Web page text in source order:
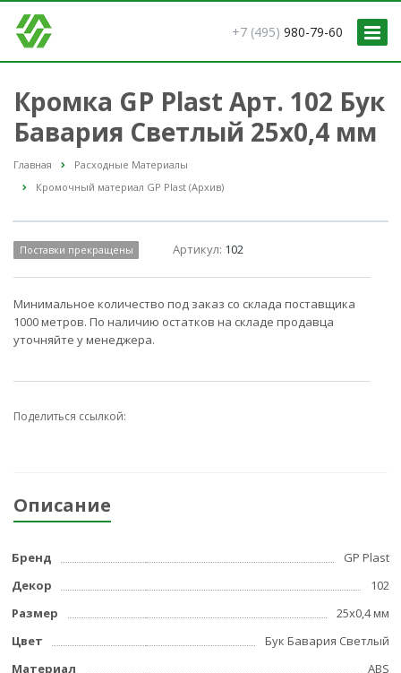
+7 (495) 980-79-60
Кромка GP Plast Арт. 102 Бук
Бавария Светлый 25x0,4 мм
Главная
Расходные Материалы
Кромочный материал GP Plast (Архив)
Поставки прекращены Артикул: 102
Минимальное количество под заказ со склада поставщика
1000 метров. По наличию остатков на складе продавца
уточняйте у менеджера.
Поделиться ссылкой:
Описание
Бренд
GP Plast
Декор
102
Размер
25x0,4 мм
Цвет
Бук Бавария Светлый
Материал
ABS